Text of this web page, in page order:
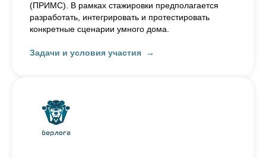
(ПРИМС). В рамках стажировки предполагается
разработать, интегрировать и протестировать
конкретные сценарии умного дома.
Задачи и условия участия